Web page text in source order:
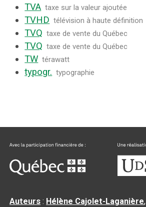
TVA taxe sur la valeur ajoutée
TVHD télévision à haute définition
TVQ taxe de vente du Québec
TVQ taxe de vente du Québec
TW térawatt
typogr. typographie
Auteurs : Hélène Cajolet-Laganière,